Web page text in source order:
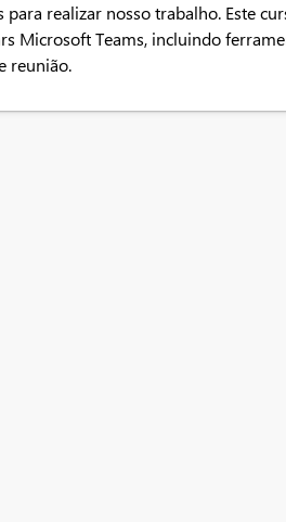
realizar nosso trabalho. Este
Microsoft Teams, incluindo
reunião.